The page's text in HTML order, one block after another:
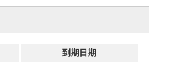
到期日期